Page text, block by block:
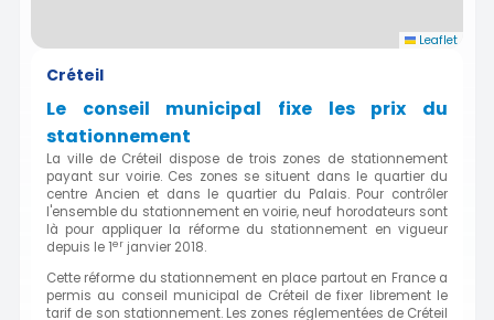
Leaflet
Créteil
Le conseil municipal fixe les prix du
stationnement
La ville de Créteil dispose de trois zones de stationnement
payant sur voirie. Ces zones se situent dans le quartier du
centre Ancien et dans le quartier du Palais. Pour contrôler
l'ensemble du stationnement en voirie, neuf horodateurs sont
là pour appliquer la réforme du stationnement en vigueur
depuis le 1er janvier 2018.
Cette réforme du stationnement en place partout en France a
permis au conseil municipal de Créteil de fixer librement le
tarif de son stationnement. Les zones réglementées de Créteil